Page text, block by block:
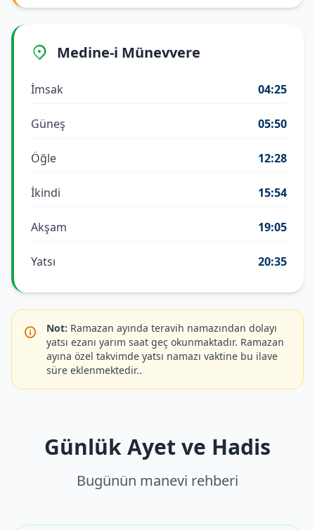
Medine-i Münevvere
İmsak 04:25
Güneş 05:50
Öğle 12:28
İkindi 15:54
Akşam 19:05
Yatsı 20:35
Not: Ramazan ayında teravih namazından dolayı
yatsı ezanı yarım saat geç okunmaktadır. Ramazan
ayına özel takvimde yatsı namazı vaktine bu ilave
süre eklenmektedir..
Günlük Ayet ve Hadis
Bugünün manevi rehberi